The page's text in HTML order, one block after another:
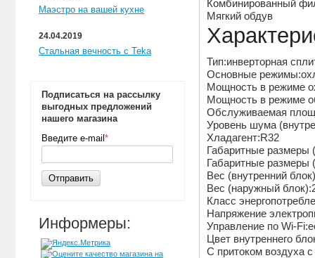
Маэстро на вашей кухне
24.04.2019
Стальная вечность с Teka
Подписаться на рассылку
выгодных предложений
нашего магазина
Введите e-mail *
Отправить
Информеры:
Комбинированный
Мягкий обдув
Тип:инверторная
Основные
Мощность в режиме
Мощность в режиме
Обслуживаемая
Уровень шума
Хладагент:R32
Габаритные
Габаритные размеры
Вес (внутренний
Вес (наружный
Класс
Напряжение
Управление по Wi-
Цвет внутреннего
С притоком воздуха